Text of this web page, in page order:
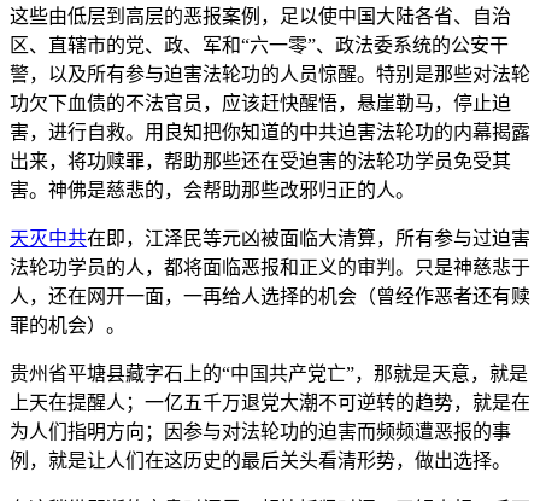
这些由低层到高层的恶报案例，足以使中国大陆各省、自治
区、直辖市的党、政、军和“六一零”、政法委系统的公安干
警，以及所有参与迫害法轮功的人员惊醒。特别是那些对法轮
功欠下血债的不法官员，应该赶快醒悟，悬崖勒马，停止迫
害，进行自救。用良知把你知道的中共迫害法轮功的内幕揭露
出来，将功赎罪，帮助那些还在受迫害的法轮功学员免受其
害。神佛是慈悲的，会帮助那些改邪归正的人。
天灭中共在即，江泽民等元凶被面临大清算，所有参与过迫害
法轮功学员的人，都将面临恶报和正义的审判。只是神慈悲于
人，还在网开一面，一再给人选择的机会（曾经作恶者还有赎
罪的机会）。
贵州省平塘县藏字石上的“中国共产党亡”，那就是天意，就是
上天在提醒人；一亿五千万退党大潮不可逆转的趋势，就是在
为人们指明方向；因参与对法轮功的迫害而频频遭恶报的事
例，就是让人们在这历史的最后关头看清形势，做出选择。